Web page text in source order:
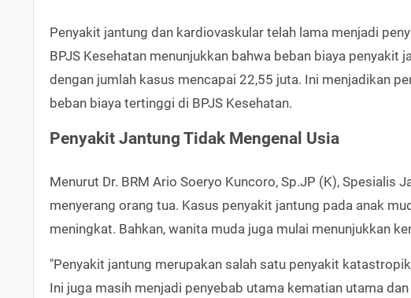
Penyakit jantung dan kardiovaskular telah lama menjadi
BPJS Kesehatan menunjukkan bahwa beban biaya
dengan jumlah kasus mencapai 22,55 juta. Ini menjadikan
beban biaya tertinggi di BPJS Kesehatan.
Penyakit Jantung Tidak Mengenal Usia
Menurut Dr. BRM Ario Soeryo Kuncoro, Sp.JP (K), Spesialis
menyerang orang tua. Kasus penyakit jantung pada anak
meningkat. Bahkan, wanita muda juga mulai menunjukkan
"Penyakit jantung merupakan salah satu penyakit
Ini juga masih menjadi penyebab utama kematian utama